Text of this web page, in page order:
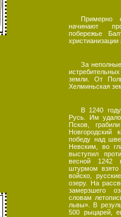
Примерно
начинают
побережье
За
земли. От
Хелминьская
В 1240
Русь. Им
Псков,
Новгородский
победу над
Невским, во
выступил
весной 1242
штурмом взято
войско,
озеру. На
замерзшего
словам
львы». В
500 рыцарей,